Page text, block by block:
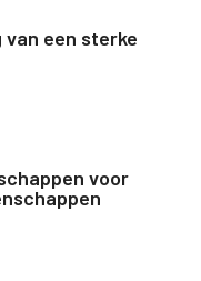
van een sterke
voor